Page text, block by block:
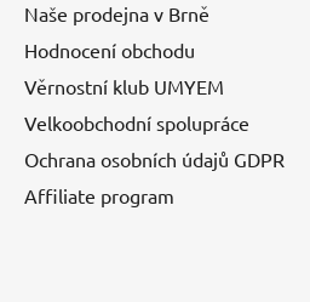
Naše prodejna v Brně
Hodnocení obchodu
Věrnostní klub UMYEM
Velkoobchodní spolupráce
Ochrana osobních údajů GDPR
Affiliate program